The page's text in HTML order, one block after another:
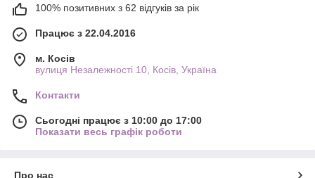
100% позитивних з 62 відгуків за рік
Працює з 22.04.2016
м. Косів
вулиця Незалежності 10, Косів, Україна
Контакти
Сьогодні працює з 10:00 до 17:00
Показати весь графік роботи
Про нас